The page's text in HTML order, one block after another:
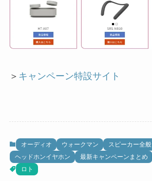
＞ キャンペーン特設サイト
オーディオ ウォークマン
スピーカー全般
ヘッドホンイヤホン
最新キャンペーンまとめ
ロト